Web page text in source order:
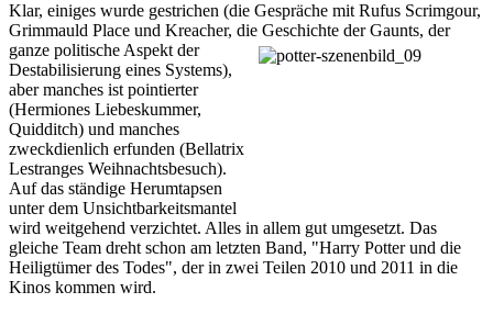
Klar, einiges wurde gestrichen (die Gespräche mit Rufus Scrimgour,
Grimmauld Place und Kreacher, die Geschichte der Gaunts, der
ganze politische Aspekt der
Destabilisierung eines Systems),
aber manches ist pointierter
(Hermiones Liebeskummer,
Quidditch) und manches
zweckdienlich erfunden (Bellatrix
Lestranges Weihnachtsbesuch).
Auf das ständige Herumtapsen
unter dem Unsichtbarkeitsmantel
wird weitgehend verzichtet. Alles in allem gut umgesetzt. Das
gleiche Team dreht schon am letzten Band, "Harry Potter und die
Heiligtümer des Todes", der in zwei Teilen 2010 und 2011 in die
Kinos kommen wird.